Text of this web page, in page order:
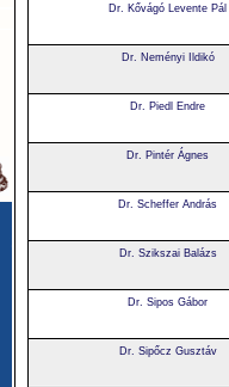
Dr. Kővágó Levente Pál
Dr. Neményi Ildikó
Dr. Piedl Endre
Dr. Pintér Ágnes
Dr. Scheffer András
Dr. Szikszai Balázs
Dr. Sipos Gábor
Dr. Sipőcz Gusztáv